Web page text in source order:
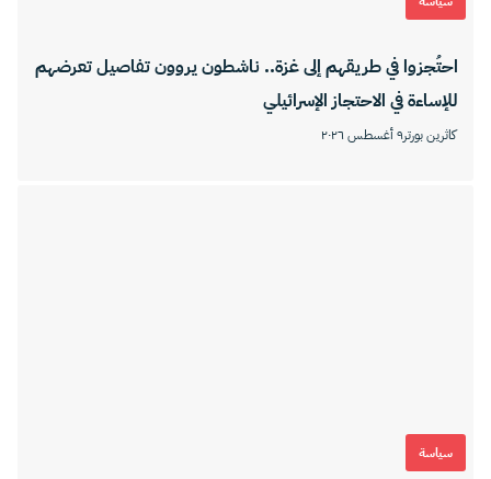
احتُجزوا في طريقهم إلى غزة.. ناشطون يروون تفاصيل تعرضهم
للإساءة في الاحتجاز الإسرائيلي
كاثرين بورتر٩ أغسطس ٢٠٢٦
سياسة